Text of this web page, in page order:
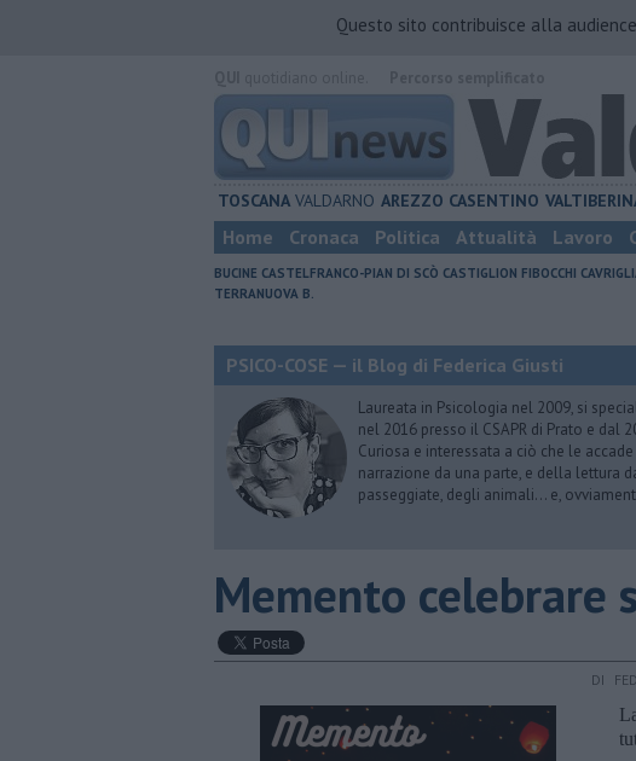
Questo sito contribuisce alla
TOSCANA VALDARNO AREZZO CASENTINO
Home Cronaca Politica Attualità Lavoro
BUCINE CASTELFRANCO-PIAN DI SCÒ CASTIGLION FIBOCCHI
TERRANUOVA B.
PSICO-COSE — il Blog di Federica Giusti
Laureata in Psicologia nel 2009, si
nel 2016 presso il CSAPR di Prato e dal
Curiosa e interessata a ciò che le
narrazione da una parte, e della lettura
passeggiate, degli animali… e,
​Memento celebrare
DI